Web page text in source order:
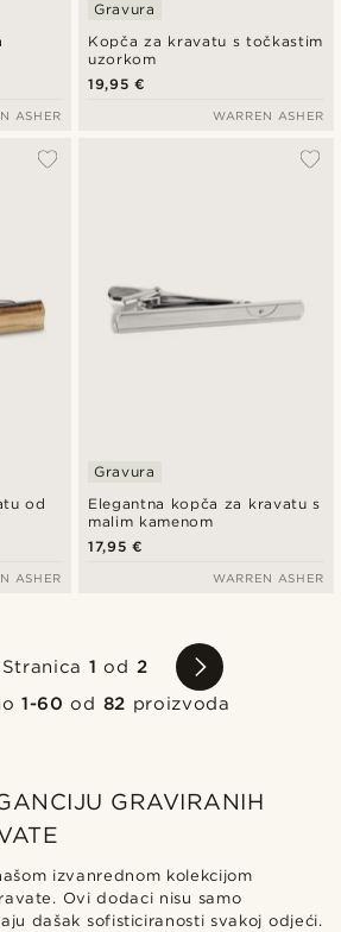
ASHER
Kopča za kravatu s točkastim
uzorkom
Gravura
19,95 €
WARREN ASHER
od
ASHER
Elegantna kopča za kravatu s
malim kamenom
Gravura
17,95 €
WARREN ASHER
Stranica 1 od 2
1-60 od 82 proizvoda
GRAVIRANIH
izvanrednom kolekcijom
Ovi dodaci nisu samo
dašak sofisticiranosti svakoj odjeći.